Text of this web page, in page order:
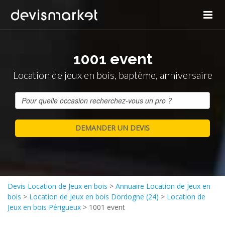
1001 event
Location de jeux en bois, baptême, anniversaire
Devis Location de Jeux en bois > Annuaire Location de Jeux en
bois > Location de Jeux en bois Dordogne (24) > Location de
Jeux en bois Périgueux > 1001 event